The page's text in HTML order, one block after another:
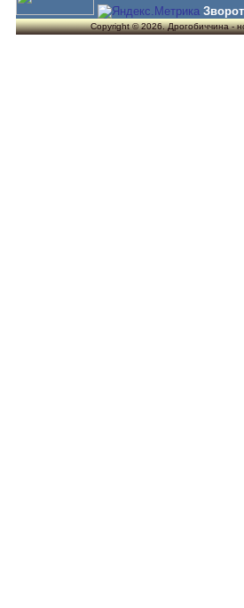
Copyright © 2026. Дрогобиччина -